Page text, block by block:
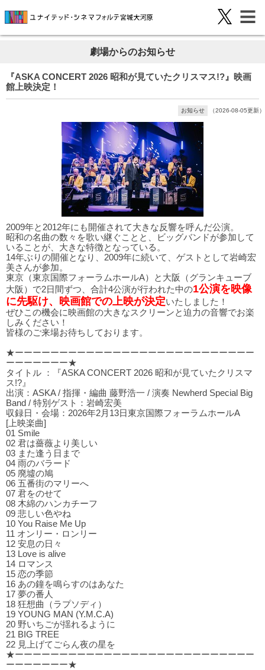
劇場からのお知らせ
『ASKA CONCERT 2026 昭和が見ていたクリスマス!?』映画
館上映決定！
お知らせ （2026-08-05更新）
2009年と2012年にも開催されて大きな反響を呼んだ公演。
昭和の名曲の数々を歌い継ぐことと、ビッグバンドが参加して
いることが、大きな特徴となっている。
14年ぶりの開催となり、2009年に続いて、ゲストとして岩崎宏
美さんが参加。
東京（東京国際フォーラムホールA）と大阪（グランキューブ
大阪）で2日間ずつ、合計4公演が行われた中の1公演を映像
に先駆け、映画館での上映が決定いたしました！
ぜひこの機会に映画館の大きなスクリーンと迫力の音響でお楽
しみください！
皆様のご来場お待ちしております。
★ーーーーーーーーーーーーーーーーーーーーーーーーーーー
ーーーーーーー★
タイトル ：『ASKA CONCERT 2026 昭和が見ていたクリスマ
ス!?』
出演：ASKA / 指揮・編曲 藤野浩一 / 演奏 Newherd Special Big
Band / 特別ゲスト：岩崎宏美
収録日・会場：2026年2月13日東京国際フォーラムホールA
[上映楽曲]
01 Smile
02 君は薔薇より美しい
03 また逢う⽇まで
04 ⾬のバラード
05 廃墟の鳩
06 五番街のマリーへ
07 君をのせて
08 木綿のハンカチーフ
09 悲しい⾊やね
10 You Raise Me Up
11 オンリー・ロンリー
12 安息の⽇々
13 Love is alive
14 ロマンス
15 恋の季節
16 あの鐘を鳴らすのはあなた
17 夢の番⼈
18 狂想曲（ラプソディ）
19 YOUNG MAN (Y.M.C.A)
20 野いちごが揺れるように
21 BIG TREE
22 ⾒上げてごらん夜の星を
★ーーーーーーーーーーーーーーーーーーーーーーーーーーー
ーーーーーーー★